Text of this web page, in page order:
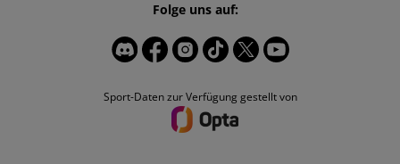
Sport-Daten zur Verfügung gestellt von
Folge uns auf: